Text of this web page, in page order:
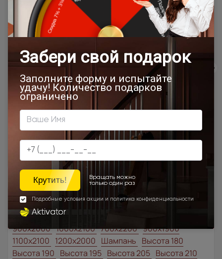
Города Московской\Ленинградской
области, располагающиеся далее
10 км. от МКАД (кроме Щёлковского
шоссе)\КАД
4 500 руб.
+ 100
руб.\км. из
одну
сторону от
МКАД\КАД
Доставка в регионы осуществляется по тарифам нашего
дилера в данном регионе или, при заказе через запрос с
сайта, отдельно рассчитывается менеджером интернет-
магазина.
Подробная информация о доставке
Товар относится к категориям:
Белая (RAL 9003)
900x2000 1000x2100 700x2200 900x1900
1100x2100 1200x2000 Шампань Высота 180
Высота 190 Высота 195 Высота 205 Высота 210